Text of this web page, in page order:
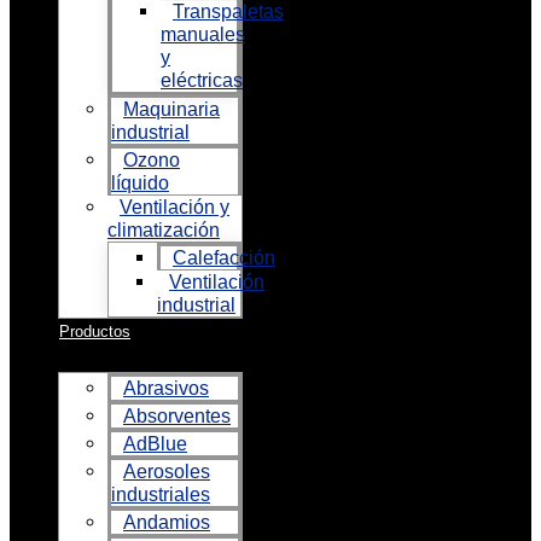
Transpaletas
manuales
y
eléctricas
Maquinaria
industrial
Ozono
líquido
Ventilación y
climatización
Calefacción
Ventilación
industrial
Productos
Abrasivos
Absorventes
AdBlue
Aerosoles
industriales
Andamios